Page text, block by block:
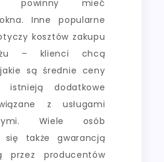
powinny mieć
Inne popularne
kosztów zakupu
– klienci chcą
są średnie ceny
dodatkowe
z usługami
Wiele osób
się także gwarancją
przez producentów